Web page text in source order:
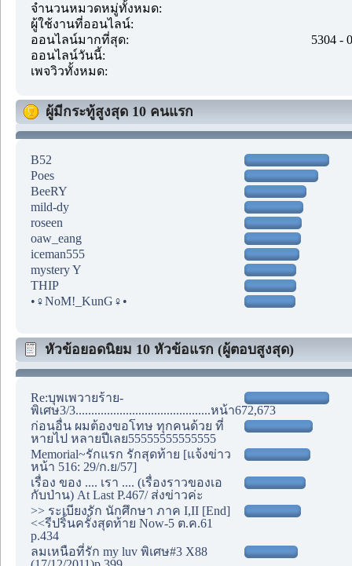
จำนวนหมวดหมู่ทั้งหมด:
ผู้ใช้งานที่ออนไลน์:
ออนไลน์มากที่สุด:
5304 -
ออนไลน์วันนี้:
เพจวิวทั้งหมด:
ผู้มีกระทู้สูงสุด 10 คนแรก
B52
Poes
BeeRY
mild-dy
roseen
oaw_eang
iceman555
mystery Y
THIP
•♀NoM!_KunG♀•
หัวข้อยอดนิยม 10 หัวข้อแรก (ผู้ตอบสูงสุด)
Re:บุพเพวายร้าย-
พิเศษ3/3...........................................หน้า672,673
ก่อนอื่น ผมต้องขอโทษ ทุกคนด้วย ที่
หายไป หลายปีเลย55555555555555
Memorial~รักแรก รักสุดท้าย [แจ้งข่าว
หน้า 516: 29/ก.ย/57]
เรื่อง ของ .... เรา .... (เรื่องราวของเอ
กับป่าน) At Last P.467/ ส่งข่าวค่ะ
>> ระเบียงรัก นักศึกษา ภาค I,II [End]
<<รีปริ้นครั้งสุดท้าย Now-5 ต.ค.61
p.434
ลมเหนือที่รัก my luv พิเศษ#3 X88